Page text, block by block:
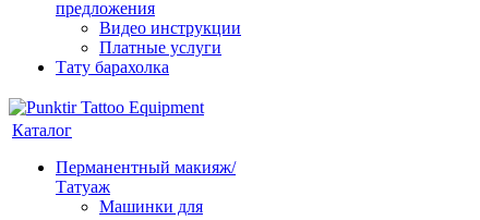
предложения
Видео инструкции
Платные услуги
Тату барахолка
Каталог
Перманентный макияж/
Татуаж
Машинки для